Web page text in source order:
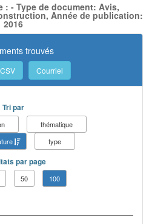
: - Type de document: Avis,
Année de publication:
2016
trouvés
CSV Courriel
Tri par
thématique
type
par page
50 100